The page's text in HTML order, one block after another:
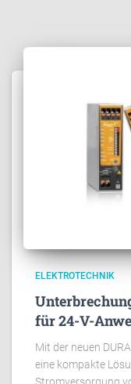
ELEKTROTECHNIK
für 24-V-
Mit der neuen
eine kompakte